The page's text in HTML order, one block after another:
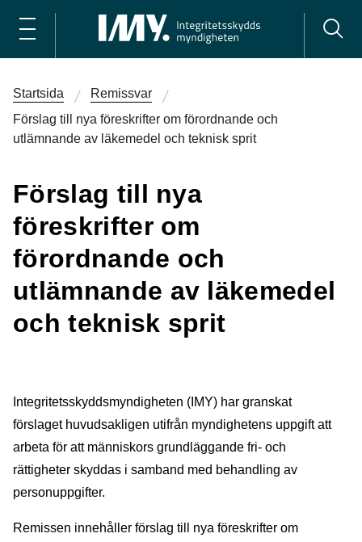
Startsida
Remissvar
Förslag till nya föreskrifter om förordnande och
utlämnande av läkemedel och teknisk sprit
Förslag till nya
föreskrifter om
förordnande och
utlämnande av läkemedel
och teknisk sprit
Integritetsskyddsmyndigheten (IMY) har granskat
förslaget huvudsakligen utifrån myndighetens uppgift att
arbeta för att människors grundläggande fri- och
rättigheter skyddas i samband med behandling av
personuppgifter.
Remissen innehåller förslag till nya föreskrifter om